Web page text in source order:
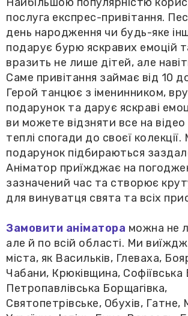
послуга експрес-привітання.
день народження чи будь-яке
подарує бурю яскравих емоцій
вразить не лише дітей, але
Саме привітання займає від 10
Герой танцює з іменинником,
подарунок та дарує яскраві
ви можете відзняти все на
теплі спогади до своєї
подарунок підбираються
Аніматор приїжджає на
зазначений час та створює
для винуватця свята та всіх
Замовити аніматора можна не
але й по всій області. Ми
міста, як Васильків, Глеваха,
Чабани, Крюківщина, Софіївська
Петропавлівська Борщагівка,
Святопетрівське, Обухів, Гатне,